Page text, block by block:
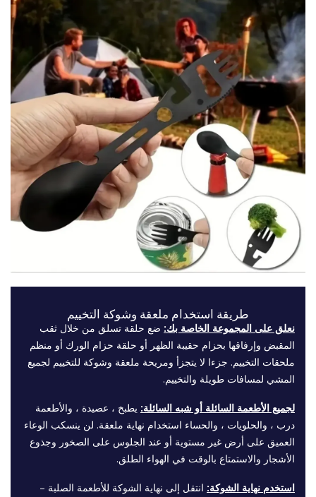
طريقة استخدام ملعقة وشوكة التخييم
نعلق على المجموعة الخاصة بك: ضع حلقة تسلق من خلال ثقب
المقبض وإرفاقها بحزام حقيبة الظهر أو حلقة حزام الورك أو منظم
ملحقات التخييم. جزءا لا يتجزأ ومريحة ملعقة وشوكة للتخييم لجميع
المشي لمسافات طويلة والتخييم.
لجميع الأطعمة السائلة أو شبه السائلة: يطبخ ، عصيدة ، والأطعمة
درب ، والحلويات ، والحساء استخدام نهاية ملعقة. لن ينسكب الوعاء
العميق على أرض غير مستوية أو عند الجلوس على الصخور وجذوع
الأشجار والاستمتاع بالوقت في الهواء الطلق.
استخدم نهاية الشوكة: انتقل إلى نهاية الشوكة للأطعمة الصلبة –